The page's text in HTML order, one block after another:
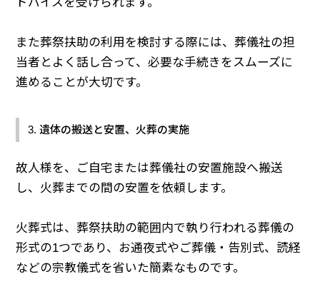
ドバイスを受けられます。
また葬祭扶助の利用を検討する際には、葬儀社の担
当者とよく話し合って、必要な手続きをスムーズに
進めることが大切です。
3. 遺体の搬送と安置、火葬の実施
故人様を、ご自宅または葬儀社の安置施設へ搬送
し、火葬までの間の安置を依頼します。
火葬式は、葬祭扶助の範囲内で執り行われる葬儀の
形式の1つであり、お通夜式やご葬儀・告別式、読経
などの宗教儀式を省いた簡素なものです。